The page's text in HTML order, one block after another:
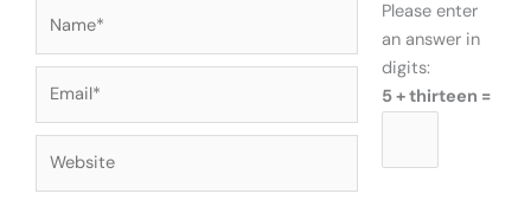
Please enter
an answer in
digits:
5 + thirteen =